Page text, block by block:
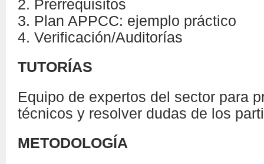
2. Prerrequisitos
3. Plan APPCC: ejemplo práctico
4. Verificación/Auditorías
TUTORÍAS
Equipo de expertos del sector para
técnicos y resolver dudas de los
METODOLOGÍA